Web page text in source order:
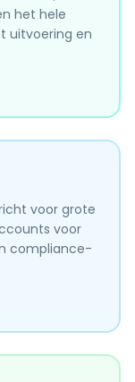
het hele
uitvoering en
voor grote
voor
compliance-